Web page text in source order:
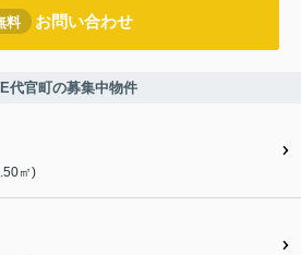
料 お問い合わせ
代官町の募集中物件
㎡)